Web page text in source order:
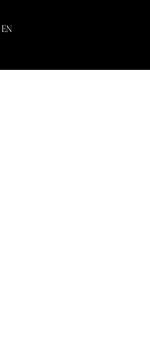
EN